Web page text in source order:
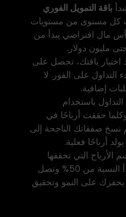
باقة التمويل الفوري
كل مستوى من مستويات
مال افتراضي يبدأ من
اختيار باقتك، تحصل على
التداول على الفور. لا
إضافية.
باستخدام
حققت أرباحًا في
نسخ صفقاتك الناجحة إلى
أرباحًا فعلية.
الأرباح التي تحققها
بنسبة عادلة ومرنة. تبدأ النسبة من 50% وتصل
90%، مما يحفزك على النمو وتحقيق